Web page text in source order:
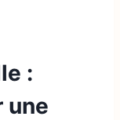
:
une